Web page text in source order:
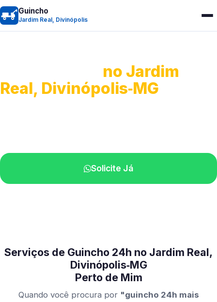
Guincho
Jardim Real, Divinópolis
no Jardim
Real, Divinópolis‑MG
Solicite Já
Serviços de Guincho 24h no Jardim Real,
Divinópolis‑MG
Perto de Mim
Quando você procura por "guincho 24h mais